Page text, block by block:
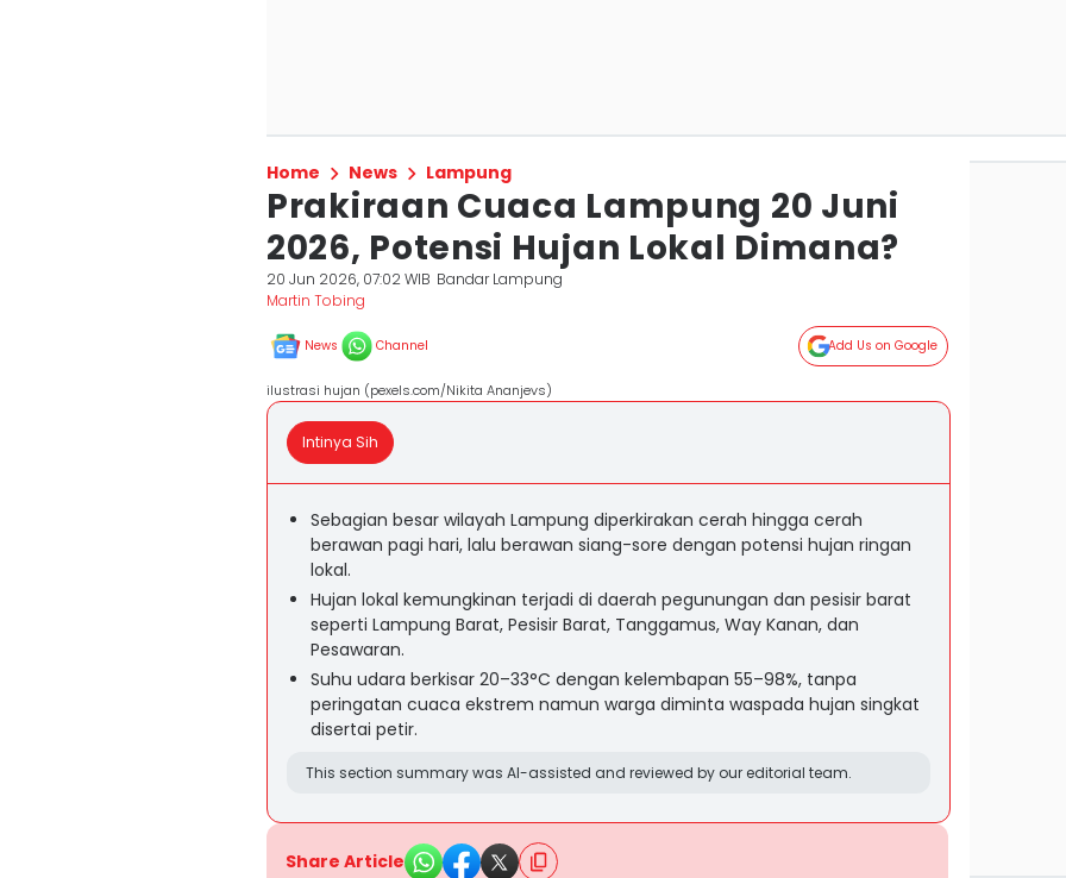
Home News Lampung
Prakiraan Cuaca Lampung 20 Juni
2026, Potensi Hujan Lokal Dimana?
20 Jun 2026, 07:02 WIB Bandar Lampung
Martin Tobing
News Channel Add Us on Google
ilustrasi hujan (pexels.com/Nikita Ananjevs)
Intinya Sih
Sebagian besar wilayah Lampung diperkirakan cerah hingga cerah
berawan pagi hari, lalu berawan siang-sore dengan potensi hujan ringan
lokal.
Hujan lokal kemungkinan terjadi di daerah pegunungan dan pesisir barat
seperti Lampung Barat, Pesisir Barat, Tanggamus, Way Kanan, dan
Pesawaran.
Suhu udara berkisar 20–33°C dengan kelembapan 55–98%, tanpa
peringatan cuaca ekstrem namun warga diminta waspada hujan singkat
disertai petir.
This section summary was AI-assisted and reviewed by our editorial team.
Share Article